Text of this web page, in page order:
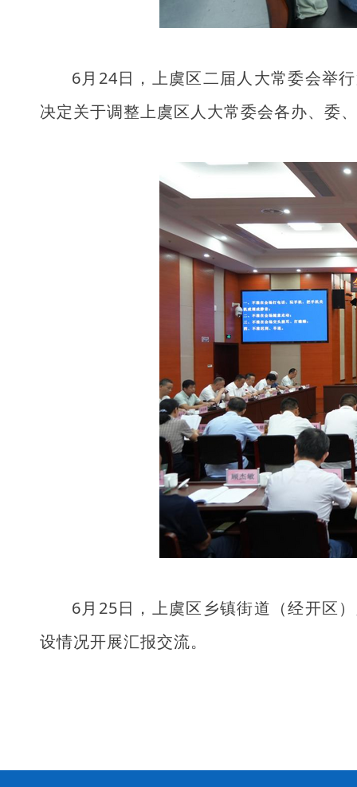
6月24日，上虞区二届人大常委会举
决定关于调整上虞区人大常委会各办、委
6月25日，上虞区乡镇街道（经开区
设情况开展汇报交流。